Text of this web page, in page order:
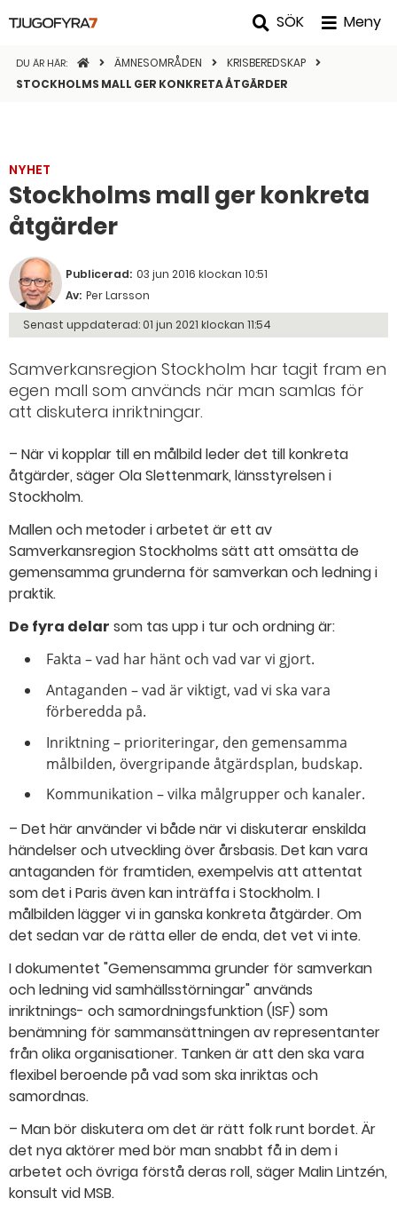
SÖK Meny
DU ÄR HÄR: STARTSIDANÄMNESOMRÅDEN
KRISBEREDSKAP
STOCKHOLMS MALL GER KONKRETA ÅTGÄRDER
NYHET
Stockholms mall ger konkreta
åtgärder
Publicerad: 03 jun 2016 klockan 10:51
Av: Per Larsson
Senast uppdaterad: 01 jun 2021 klockan 11:54
Samverkansregion Stockholm har tagit fram en
egen mall som används när man samlas för
att diskutera inriktningar.
– När vi kopplar till en målbild leder det till konkreta
åtgärder, säger Ola Slettenmark, länsstyrelsen i
Stockholm.
Mallen och metoder i arbetet är ett av
Samverkansregion Stockholms sätt att omsätta de
gemensamma grunderna för samverkan och ledning i
praktik.
De fyra delar som tas upp i tur och ordning är:
Fakta – vad har hänt och vad var vi gjort.
Antaganden – vad är viktigt, vad vi ska vara
förberedda på.
Inriktning – prioriteringar, den gemensamma
målbilden, övergripande åtgärdsplan, budskap.
Kommunikation – vilka målgrupper och kanaler.
– Det här använder vi både när vi diskuterar enskilda
händelser och utveckling över årsbasis. Det kan vara
antaganden för framtiden, exempelvis att attentat
som det i Paris även kan inträffa i Stockholm. I
målbilden lägger vi in ganska konkreta åtgärder. Om
det sedan var de rätta eller de enda, det vet vi inte.
I dokumentet "Gemensamma grunder för samverkan
och ledning vid samhällsstörningar" används
inriktnings- och samordningsfunktion (ISF) som
benämning för sammansättningen av representanter
från olika organisationer. Tanken är att den ska vara
flexibel beroende på vad som ska inriktas och
samordnas.
– Man bör diskutera om det är rätt folk runt bordet. Är
det nya aktörer med bör man snabbt få in dem i
arbetet och övriga förstå deras roll, säger Malin Lintzén,
konsult vid MSB.